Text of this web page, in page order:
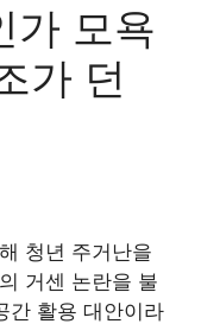
가 모욕
가 던
청년 주거난을
거센 논란을 불
간 활용 대안이라